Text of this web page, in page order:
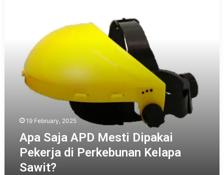
Perkebunan
19 February, 2025
Apa Saja APD Mesti Dipakai
Pekerja di Perkebunan Kelapa
Sawit?